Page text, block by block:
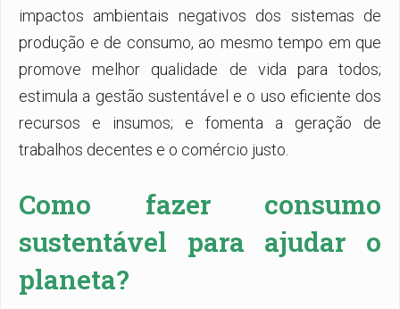
impactos ambientais negativos dos sistemas de
produção e de consumo, ao mesmo tempo em que
promove melhor qualidade de vida para todos;
estimula a gestão sustentável e o uso eficiente dos
recursos e insumos; e fomenta a geração de
trabalhos decentes e o comércio justo.
Como fazer consumo
sustentável para ajudar o
planeta?